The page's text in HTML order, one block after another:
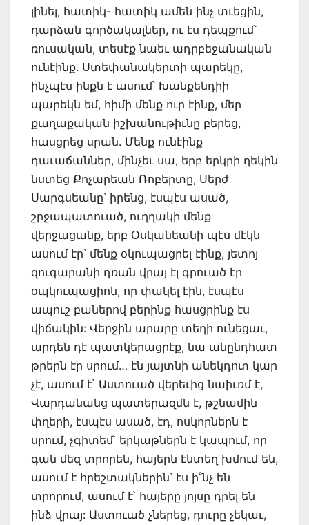
լինել, հատիկ- հատիկ ամեն ինչ տւեցին,
դարձան գործակալներ, ու էս դեպքում՝
ռուսական, տեսէք նաեւ ադրբեջանական
ունէինք. Ստեփանակերտի պարեկը,
ինչպէս ինքն է ասում՝ Խանքենդիի
պարեկն եմ, հիմի մենք ուր էինք, մեր
քաղաքական իշխանութիւնը բերեց,
հասցրեց սրան. Մենք ունէինք
դաւաճաններ, մինչեւ սա, երբ երկրի ղեկին
նստեց Քոչարեան Ռոբերտը, Սերժ
Սարգսեանը՝ իրենց, էսպէս ասած,
շրջապատուած, ուղղակի մենք
վերջացանք, երբ Օսկանեանի պէս մէկն
ասում էր՝ մենք օկուպացրել էինք, յետոյ
զուգարանի դռան վրայ էլ գրուած էր
օպկուպացիոն, որ փակել էին, էսպէս
ապուշ բաներով բերինք հասցրինք էս
վիճակին: Վերջին արարը տեղի ունեցաւ,
արդեն դէ պատկերացրէք, նա անընդհատ
թրերն էր սրում… էն յայտնի անեկդոտ կար
չէ, ասում է՝ Աստուած վերեւից նաիւռմ է,
Վարդանանց պատերազմն է, թշնամին
փղերի, էսպէս ասած, էդ, ոսկորներն է
սրում, չգիտեմ՝ երկաթներն է կապում, որ
գան մեզ տրորեն, հայերն էնտեղ խմում են,
ասում է հրեշտակներին՝ էս ի˚նչ են
տրորում, ասում է՝ հայերը յոյսը դրել են
ինձ վրայ: Աստուած չներեց, դուրը չեկաւ,